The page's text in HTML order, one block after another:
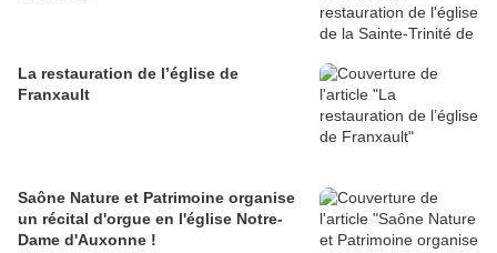
La restauration de l’église de
Franxault
Saône Nature et Patrimoine organise
un récital d'orgue en l'église Notre-
Dame d'Auxonne !